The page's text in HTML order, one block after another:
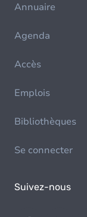
Annuaire
Agenda
Accès
Emplois
Bibliothèques
Se connecter
Suivez-nous